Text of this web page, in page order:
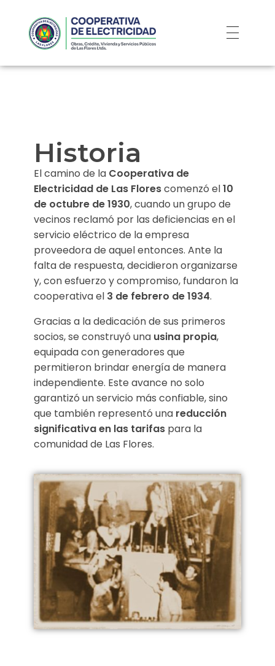
Historia
El camino de la Cooperativa de
Electricidad de Las Florescomenzó el10
de octubre de 1930, cuando un grupo de
vecinos reclamó por las deficiencias en el
servicio eléctrico de la empresa
proveedora de aquel entonces. Ante la
falta de respuesta, decidieron organizarse
y, con esfuerzo y compromiso, fundaron la
cooperativa el 3 de febrero de 1934.
Gracias a la dedicación de sus primeros
socios, se construyó una usina propia,
equipada con generadores que
permitieron brindar energía de manera
independiente. Este avance no solo
garantizó un servicio más confiable, sino
que también representó una reducción
significativa en las tarifas para la
comunidad de Las Flores.